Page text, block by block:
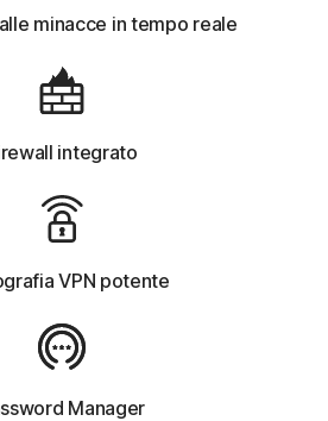
minacce in tempo reale
integrato
VPN potente
Manager